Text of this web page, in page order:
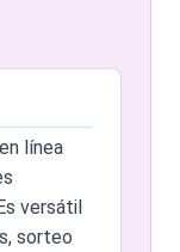
línea
versátil
sorteo